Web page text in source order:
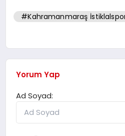
#Kahramanmaraş
Yorum Yap
Ad Soyad: